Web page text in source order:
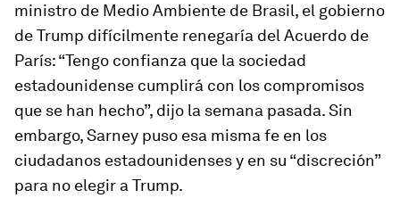
ministro de Medio Ambiente de Brasil, el gobierno
de Trump difícilmente renegaría del Acuerdo de
París: “Tengo confianza que la sociedad
estadounidense cumplirá con los compromisos
que se han hecho”, dijo la semana pasada. Sin
embargo, Sarney puso esa misma fe en los
ciudadanos estadounidenses y en su “discreción”
para no elegir a Trump.